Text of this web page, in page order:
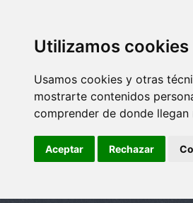
Utilizamos cookies
Usamos cookies y otras
mostrarte contenidos
comprender de donde llegan
Aceptar Rechazar